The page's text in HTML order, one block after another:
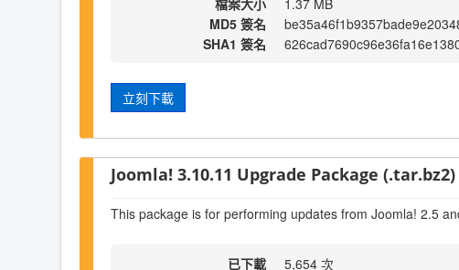
檔案大小
1.37 MB
MD5 簽名
SHA1 簽名
立刻下載
Joomla! 3.10.11 Upgrade Package (.tar.bz2)
This package is for performing updates from Joomla! 2.5
已下載 5,654 次